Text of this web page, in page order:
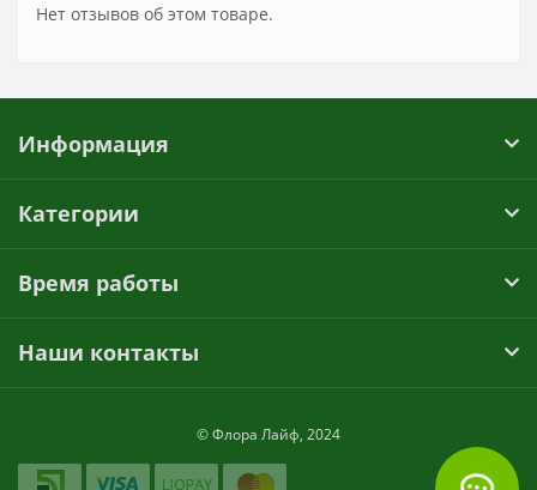
Нет отзывов об этом товаре.
Информация
Категории
Время работы
Наши контакты
© Флора Лайф, 2024